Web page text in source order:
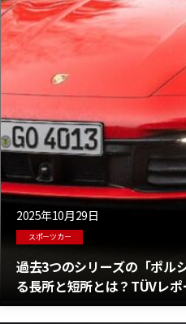
2025年10月29日
スポーツカー
過去3つのシリーズの「ポル
る長所と短所とは？TÜVレ
ト！